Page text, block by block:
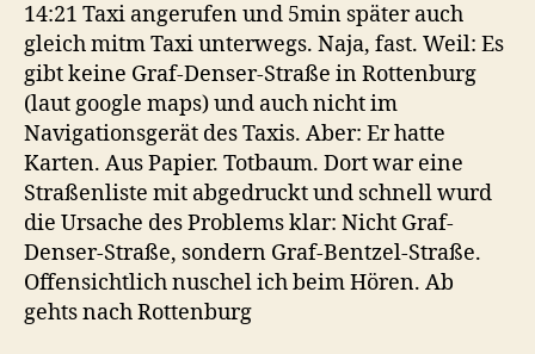
14:21 Taxi angerufen und 5min später auch
gleich mitm Taxi unterwegs. Naja, fast. Weil: Es
gibt keine Graf-Denser-Straße in Rottenburg
(laut google maps) und auch nicht im
Navigationsgerät des Taxis. Aber: Er hatte
Karten. Aus Papier. Totbaum. Dort war eine
Straßenliste mit abgedruckt und schnell wurd
die Ursache des Problems klar: Nicht Graf-
Denser-Straße, sondern Graf-Bentzel-Straße.
Offensichtlich nuschel ich beim Hören. Ab
gehts nach Rottenburg